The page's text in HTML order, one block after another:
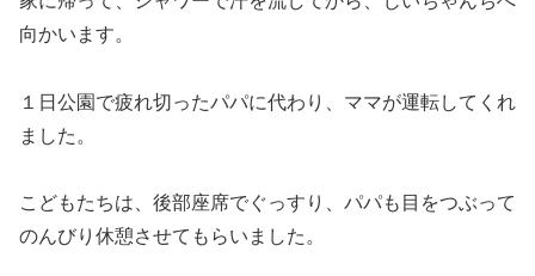
向かいます。
１日公園で疲れ切ったパパに代わり、ママが運転してくれ
ました。
こどもたちは、後部座席でぐっすり、パパも目をつぶって
のんびり休憩させてもらいました。